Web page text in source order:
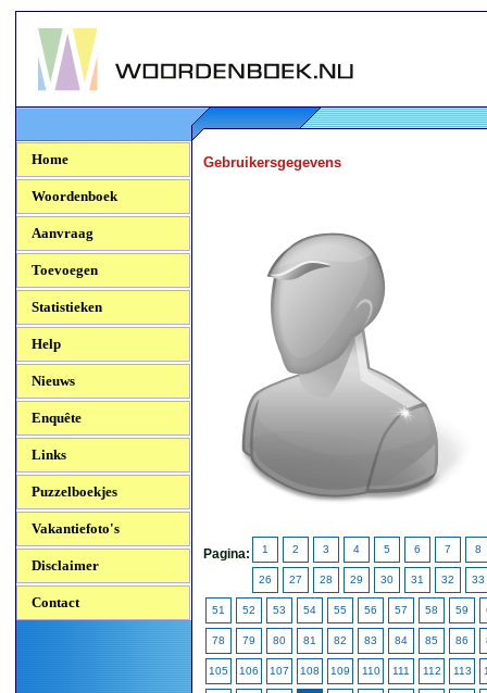
Woordenboek.NU
Home
Woordenboek
Aanvraag
Toevoegen
Statistieken
Help
Nieuws
Enquête
Links
Puzzelboekjes
Vakantiefoto's
Disclaimer
Contact
Gebruikersgegevens
Pagina: 1 2 3 4 5 6 7 8
26 27 28 29 30 31 32 33
51 52 53 54 55 56 57 58 59
78 79 80 81 82 83 84 85 86
105 106 107 108 109 110 111 112 113